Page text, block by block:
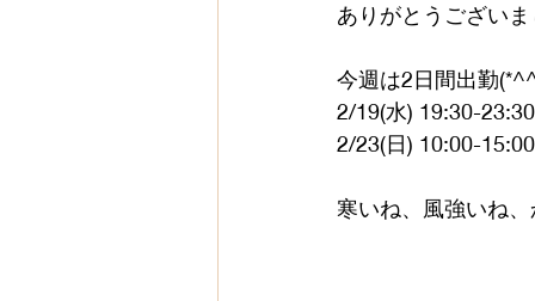
ありがとうございま
今週は2日間出勤
2/19(水) 19:30-23:30
2/23(日) 10:00-15:00
寒いね、風強いね